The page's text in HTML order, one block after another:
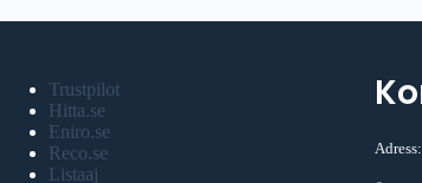
Trustpilot
Hitta.se
Eniro.se
Reco.se
Listaaj